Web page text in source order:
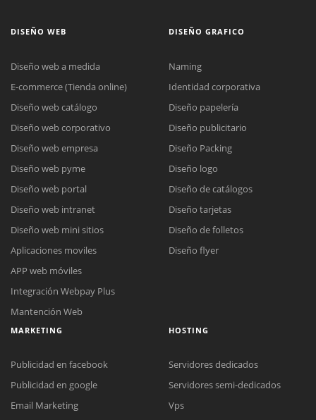
Nuestros ejecutivos le enviarán un correo electrónico con el enlace a
Meet para la reunión online.
Cotización
Chat Online
Todos nuestros ejecutivos están fuera de línea. Complete el formulario
DISEÑO WEB
Diseño web a medida
E-commerce (Tienda online)
Diseño web catálogo
Diseño web corporativo
Diseño web empresa
Diseño web pyme
Diseño web portal
Diseño web intranet
Diseño web mini sitios
Aplicaciones moviles
APP web móviles
Integración Webpay Plus
Mantención Web
DISEÑO GRAFICO
Naming
Identidad corporativa
Diseño papelería
Diseño publicitario
Diseño Packing
Diseño logo
Diseño de catálogos
Diseño tarjetas
Diseño de folletos
Diseño flyer
MARKETING
Publicidad en facebook
Publicidad en google
Email Marketing
HOSTING
Servidores dedicados
Servidores semi-dedicados
Vps